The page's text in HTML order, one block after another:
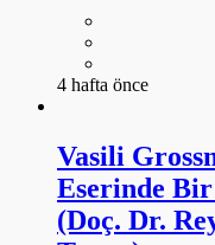
4 hafta önce
Vasili
Eserinde
(Doç. Dr.